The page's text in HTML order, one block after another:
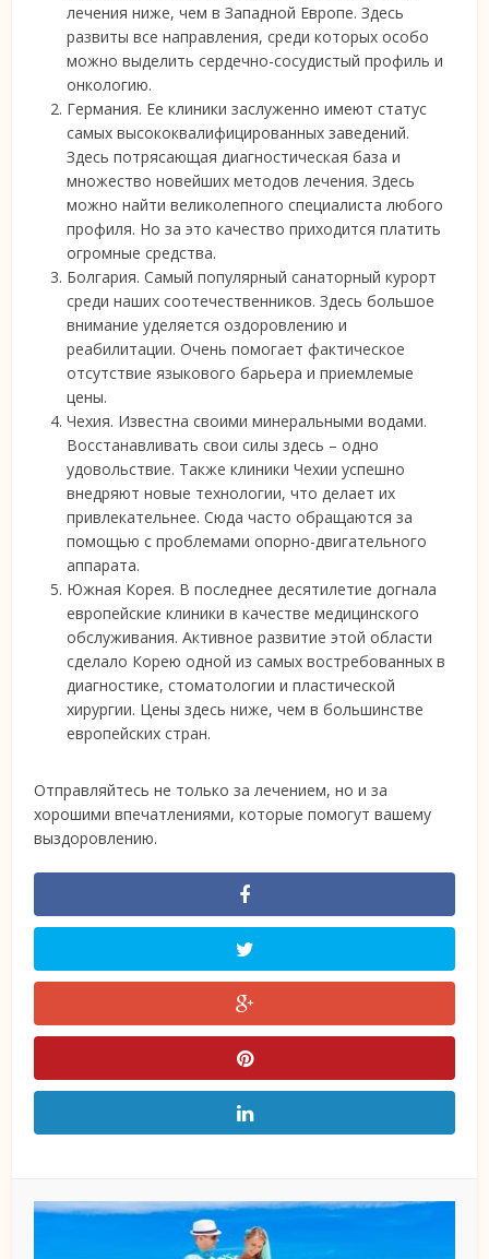
лечения ниже, чем в Западной Европе. Здесь
развиты все направления, среди которых особо
можно выделить сердечно-сосудистый профиль и
онкологию.
Германия. Ее клиники заслуженно имеют статус
самых высококвалифицированных заведений.
Здесь потрясающая диагностическая база и
множество новейших методов лечения. Здесь
можно найти великолепного специалиста любого
профиля. Но за это качество приходится платить
огромные средства.
Болгария. Самый популярный санаторный курорт
среди наших соотечественников. Здесь большое
внимание уделяется оздоровлению и
реабилитации. Очень помогает фактическое
отсутствие языкового барьера и приемлемые
цены.
Чехия. Известна своими минеральными водами.
Восстанавливать свои силы здесь – одно
удовольствие. Также клиники Чехии успешно
внедряют новые технологии, что делает их
привлекательнее. Сюда часто обращаются за
помощью с проблемами опорно-двигательного
аппарата.
Южная Корея. В последнее десятилетие догнала
европейские клиники в качестве медицинского
обслуживания. Активное развитие этой области
сделало Корею одной из самых востребованных в
диагностике, стоматологии и пластической
хирургии. Цены здесь ниже, чем в большинстве
европейских стран.
Отправляйтесь не только за лечением, но и за
хорошими впечатлениями, которые помогут вашему
выздоровлению.